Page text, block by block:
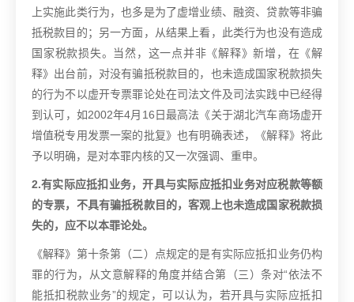
上实施此类行为，也多是为了虚增业绩、融资、贷款等非骗
抵税款目的；另一方面，从结果上看，此类行为也没有造成
国家税款损失。当然，这一点并非《解释》新增，在《解
释》出台前，对没有骗抵税款目的，也未造成国家税款损失
的行为不以虚开专票罪论处在司法文件及司法实践中已经得
到认可，如2002年4月16日最高法《关于湖北汽车商场虚开
增值税专用发票一案的批复》也有明确表述，《解释》将此
予以明确，是对本罪内核的又一次强调、重申。
2.有实际应抵扣业务，开具与实际应抵扣业务对应税款等额
的专票，不具有骗抵税款目的，客观上也未造成国家税款损
失的，应不以本罪论处。
《解释》第十条第（二）点规定的是有实际应抵扣业务仍构
罪的行为，从文意解释的角度并结合第（三）条对“依法不
能抵扣税款业务”的规定，可以认为，若开具与实际应抵扣